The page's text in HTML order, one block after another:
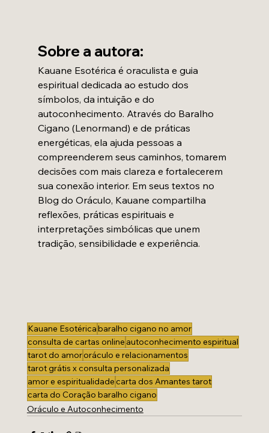
Sobre a autora:
Kauane Esotérica é oraculista e guia
espiritual dedicada ao estudo dos
símbolos, da intuição e do
autoconhecimento. Através do Baralho
Cigano (Lenormand) e de práticas
energéticas, ela ajuda pessoas a
compreenderem seus caminhos, tomarem
decisões com mais clareza e fortalecerem
sua conexão interior. Em seus textos no
Blog do Oráculo, Kauane compartilha
reflexões, práticas espirituais e
interpretações simbólicas que unem
tradição, sensibilidade e experiência.
Kauane Esotéricabaralho cigano no amor
consulta de cartas online autoconhecimento espiritual
tarot do amororáculo e relacionamentos
tarot grátis x consulta personalizada
amor e espiritualidadecarta dos Amantes tarot
carta do Coração baralho cigano
Oráculo e Autoconhecimento